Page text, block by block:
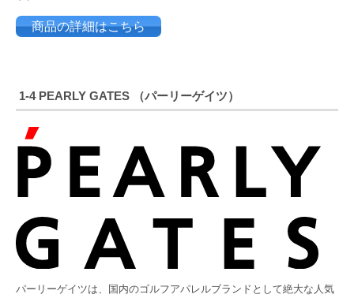
商品の詳細はこちら
1-4 PEARLY GATES （パーリーゲイツ）
パーリーゲイツは、国内のゴルフアパレルブランドとして絶大な人気